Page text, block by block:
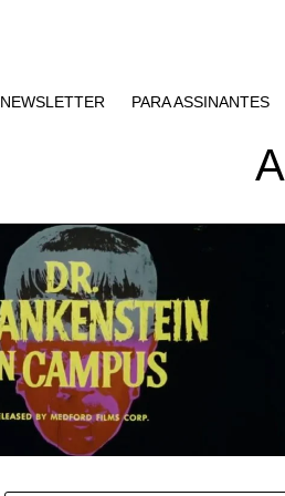
NEWSLETTER PARA ASSINANTES